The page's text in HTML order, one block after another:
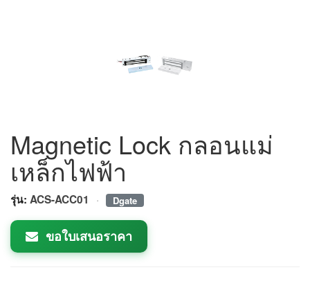
Magnetic Lock กลอนแม่
เหล็กไฟฟ้า
รุ่น: ACS-ACC01 · Dgate
ขอใบเสนอราคา